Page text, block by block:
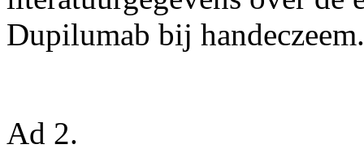
Dupilumab bij handeczeem.
Ad 2.